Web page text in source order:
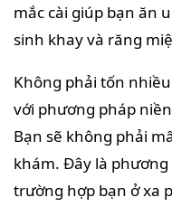
mắc cài giúp bạn ăn
sinh khay và răng
Không phải tốn
với phương pháp
Bạn sẽ không phải
khám. Đây là
trường hợp bạn ở xa